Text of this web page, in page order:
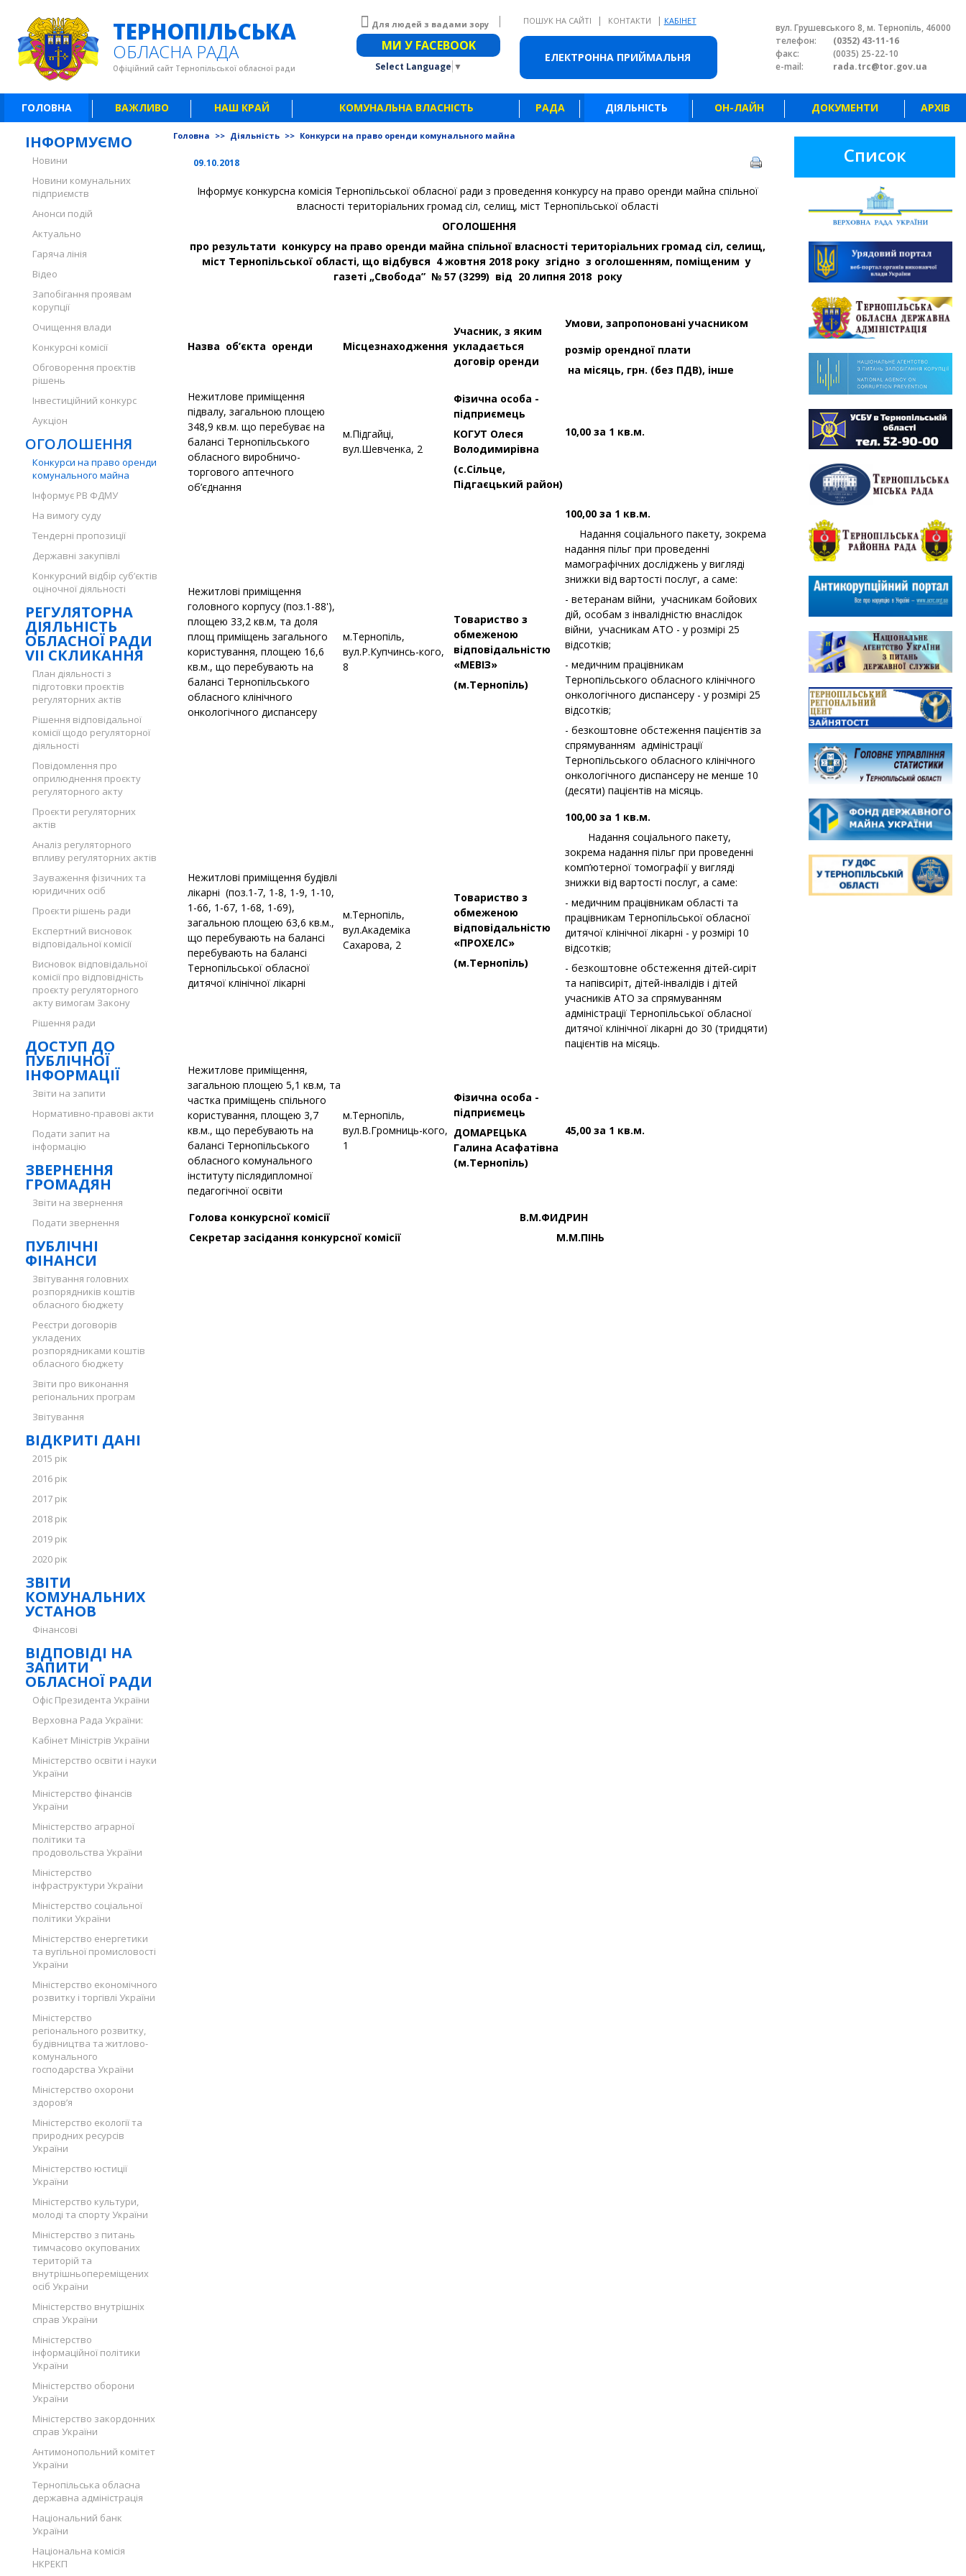
ЕЛЕКТРОННА ПРИЙМАЛЬНЯ
ТЕРНОПІЛЬСЬКА
ОБЛАСНА РАДА
Офіційний сайт Тернопільської обласної ради
Для людей з вадами зору Звичайна версія сайту
МИ У FACEBOOK
Select Language ▼
ПОШУК НА САЙТІ | КОНТАКТИ | КАБІНЕТ
вул. Грушевського 8, м. Тернопіль, 46000
телефон:
(0352) 43-11-16
факс:
(0035) 25-22-10
e-mail:
rada.trc@tor.gov.ua
ГОЛОВНА ВАЖЛИВО НАШ КРАЙ КОМУНАЛЬНА ВЛАСНІСТЬ РАДА ДІЯЛЬНІСТЬ ОН-ЛАЙН ДОКУМЕНТИ АРХІВ
ІНФОРМУЄМО
Новини
Новини комунальних
підприємств
Анонси подій
Актуально
Гаряча лінія
Відео
Запобігання проявам
корупції
Очищення влади
Конкурсні комісії
Обговорення проєктів
рішень
Інвестиційний конкурс
Аукціон
ОГОЛОШЕННЯ
Конкурси на право оренди
комунального майна
Інформує РВ ФДМУ
На вимогу суду
Тендерні пропозиції
Державні закупівлі
Конкурсний відбір суб’єктів
оціночної діяльності
РЕГУЛЯТОРНА
ДІЯЛЬНІСТЬ
ОБЛАСНОЇ РАДИ
VII СКЛИКАННЯ
План діяльності з
підготовки проєктів
регуляторних актів
Рішення відповідальної
комісії щодо регуляторної
діяльності
Повідомлення про
оприлюднення проєкту
регуляторного акту
Проєкти регуляторних
актів
Аналіз регуляторного
впливу регуляторних актів
Зауваження фізичних та
юридичних осіб
Проєкти рішень ради
Експертний висновок
відповідальної комісії
Висновок відповідальної
комісії про відповідність
проєкту регуляторного
акту вимогам Закону
Рішення ради
ДОСТУП ДО
ПУБЛІЧНОЇ
ІНФОРМАЦІЇ
Звіти на запити
Нормативно-правові акти
Подати запит на
інформацію
ЗВЕРНЕННЯ
ГРОМАДЯН
Звіти на звернення
Подати звернення
ПУБЛІЧНІ
ФІНАНСИ
Звітування головних
розпорядників коштів
обласного бюджету
Реєстри договорів
укладених
розпорядниками коштів
обласного бюджету
Звіти про виконання
регіональних програм
Звітування
ВІДКРИТІ ДАНІ
2015 рік
2016 рік
2017 рік
2018 рік
2019 рік
2020 рік
ЗВІТИ
КОМУНАЛЬНИХ
УСТАНОВ
Фінансові
ВІДПОВІДІ НА
ЗАПИТИ
ОБЛАСНОЇ РАДИ
Офіс Президента України
Верховна Рада України:
Кабінет Міністрів України
Міністерство освіти і науки
України
Міністерство фінансів
України
Міністерство аграрної
політики та
продовольства України
Міністерство
інфраструктури України
Міністерство соціальної
політики України
Міністерство енергетики
та вугільної промисловості
України
Міністерство економічного
розвитку і торгівлі України
Міністерство
регіонального розвитку,
будівництва та житлово-
комунального
господарства України
Міністерство охорони
здоров’я
Міністерство екології та
природних ресурсів
України
Міністерство юстиції
України
Міністерство культури,
молоді та спорту України
Міністерство з питань
тимчасово окупованих
територій та
внутрішньопереміщених
осіб України
Міністерство внутрішніх
справ України
Міністерство
інформаційної політики
України
Міністерство оборони
України
Міністерство закордонних
справ України
Антимонопольний комітет
України
Тернопільська обласна
державна адміністрація
Національний банк
України
Національна комісія
НКРЕКП
Головна >> Діяльність >> Конкурси на право оренди комунального майна
09.10.2018
Інформує конкурсна комісія Тернопільської обласної ради з проведення конкурсу на право оренди майна спільної
власності територіальних громад сіл, селищ, міст Тернопільської області
ОГОЛОШЕННЯ
про результати конкурсу на право оренди майна спільної власності територіальних громад сіл, селищ,
міст Тернопільської області, що відбувся 4 жовтня 2018 року згідно з оголошенням, поміщеним у
газеті „Свобода” № 57 (3299) від 20 липня 2018 року
Назва об’єкта оренди Місцезнаходження
Учасник, з яким
укладається
договір оренди
Умови, запропоновані учасником
розмір орендної плати
на місяць, грн. (без ПДВ), інше
Нежитлове приміщення
підвалу, загальною площею
348,9 кв.м. що перебуває на
балансі Тернопільського
обласного виробничо-
торгового аптечного
об’єднання
м.Підгайці,
вул.Шевченка, 2
Фізична особа -
підприємець
КОГУТ Олеся
Володимирівна
(с.Сільце,
Підгаєцький район)
10,00 за 1 кв.м.
Нежитлові приміщення
головного корпусу (поз.1-88'),
площею 33,2 кв.м, та доля
площ приміщень загального
користування, площею 16,6
кв.м., що перебувають на
балансі Тернопільського
обласного клінічного
онкологічного диспансеру
м.Тернопіль,
вул.Р.Купчинсь-кого,
8
Товариство з
обмеженою
відповідальністю
«МЕВІЗ»
(м.Тернопіль)
100,00 за 1 кв.м.
Надання соціального пакету, зокрема
надання пільг при проведенні
мамографічних досліджень у вигляді
знижки від вартості послуг, а саме:
- ветеранам війни, учасникам бойових
дій, особам з інвалідністю внаслідок
війни, учасникам АТО - у розмірі 25
відсотків;
- медичним працівникам
Тернопільського обласного клінічного
онкологічного диспансеру - у розмірі 25
відсотків;
- безкоштовне обстеження пацієнтів за
спрямуванням адміністрації
Тернопільського обласного клінічного
онкологічного диспансеру не менше 10
(десяти) пацієнтів на місяць.
Нежитлові приміщення будівлі
лікарні (поз.1-7, 1-8, 1-9, 1-10,
1-66, 1-67, 1-68, 1-69),
загальною площею 63,6 кв.м.,
що перебувають на балансі
перебувають на балансі
Тернопільської обласної
дитячої клінічної лікарні
м.Тернопіль,
вул.Академіка
Сахарова, 2
Товариство з
обмеженою
відповідальністю
«ПРОХЕЛС»
(м.Тернопіль)
100,00 за 1 кв.м.
Надання соціального пакету,
зокрема надання пільг при проведенні
комп’ютерної томографії у вигляді
знижки від вартості послуг, а саме:
- медичним працівникам області та
працівникам Тернопільської обласної
дитячої клінічної лікарні - у розмірі 10
відсотків;
- безкоштовне обстеження дітей-сиріт
та напівсиріт, дітей-інвалідів і дітей
учасників АТО за спрямуванням
адміністрації Тернопільської обласної
дитячої клінічної лікарні до 30 (тридцяти)
пацієнтів на місяць.
Нежитлове приміщення,
загальною площею 5,1 кв.м, та
частка приміщень спільного
користування, площею 3,7
кв.м., що перебувають на
балансі Тернопільського
обласного комунального
інституту післядипломної
педагогічної освіти
м.Тернопіль,
вул.В.Громниць-кого,
1
Фізична особа -
підприємець
ДОМАРЕЦЬКА
Галина Асафатівна
(м.Тернопіль)
45,00 за 1 кв.м.
Голова конкурсної комісії В.М.ФИДРИН
Секретар засідання конкурсної комісії М.М.ПІНЬ
Список